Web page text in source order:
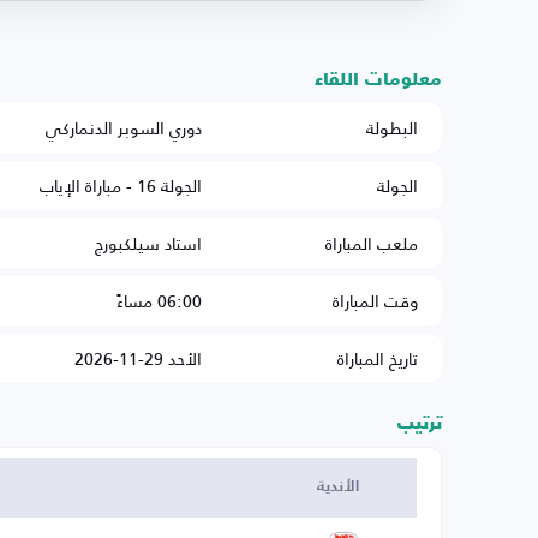
معلومات اللقاء
البطولة
دوري السوبر الدنماركي
الجولة
الجولة 16 - مباراة الإياب
ملعب المباراة
استاد سيلكبورج
وقت المباراة
06:00 مساءً
تاريخ المباراة
الأحد 29-11-2026
ترتيب
الأندية